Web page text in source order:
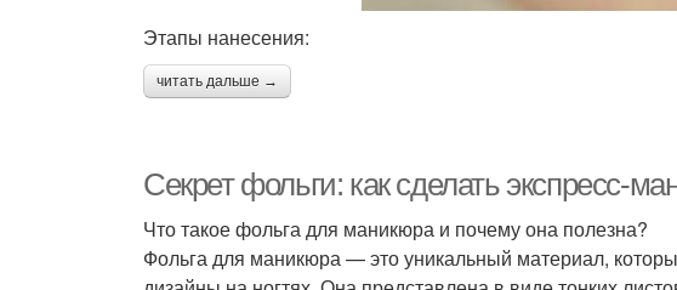
Этапы нанесения:
читать дальше →
Секрет фольги: как сделать экспресс-
Что такое фольга для маникюра и почему она полезна?
Фольга для маникюра — это уникальный материал,